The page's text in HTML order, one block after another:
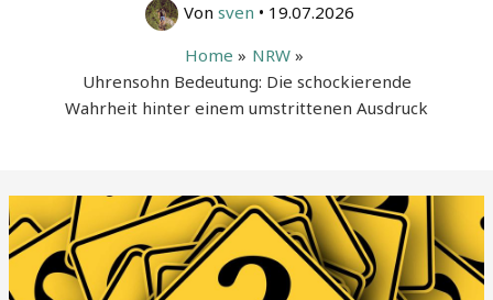
Von sven • 19.07.2026
Home
NRW
Uhrensohn Bedeutung: Die schockierende
Wahrheit hinter einem umstrittenen Ausdruck